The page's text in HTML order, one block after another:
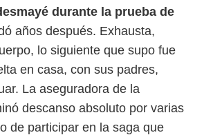
durante la prueba de
años después. Exhausta,
lo siguiente que supo fue
en casa, con sus padres,
La aseguradora de la
descanso absoluto por varias
de participar en la saga que
Google